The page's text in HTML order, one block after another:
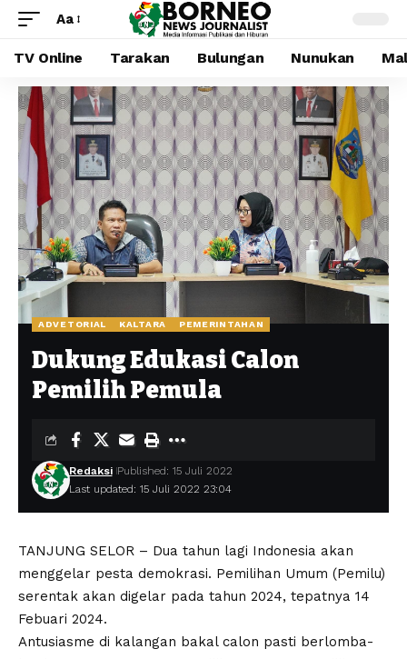
Aa
TV Online Tarakan Bulungan Nunukan
ADVETORIAL KALTARA PEMERINTAHAN
Dukung Edukasi Calon
Pemilih Pemula
Last updated: 15 Juli 2022 23:04
Redaksi Published: 15 Juli 2022
TANJUNG SELOR – Dua tahun lagi Indonesia akan
menggelar pesta demokrasi. Pemilihan Umum (Pemilu)
serentak akan digelar pada tahun 2024, tepatnya 14
Febuari 2024.
Antusiasme di kalangan bakal calon pasti berlomba-